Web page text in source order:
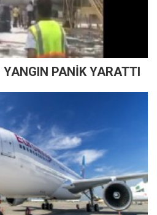
YANGIN PANİK YARATTI